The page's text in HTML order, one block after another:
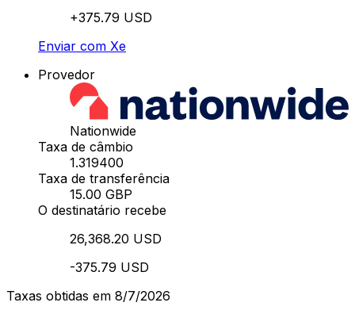
+375.79 USD
Enviar com Xe
Provedor
Nationwide
Taxa de câmbio
1.319400
Taxa de transferência
15.00 GBP
O destinatário recebe
26,368.20 USD
-375.79 USD
Taxas obtidas em 8/7/2026